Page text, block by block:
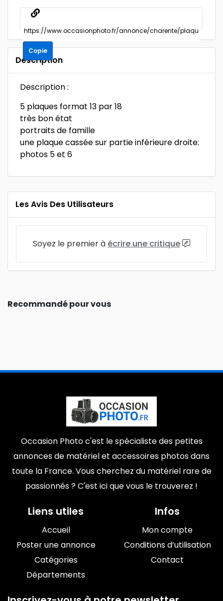
Copie
Description
Description :
5 plaques format 13 par 18
très bon état
portraits de famille
une plaque cassée sur partie inférieure droite:
photos 5 et 6
Les Avis Des Utilisateurs
Soyez le premier à écrire une critique
Recommandé pour vous
Occasion Photo c'est le spécialiste des petites
annonces de matériel et accessoires photos dans
toute la France. Vous cherchez du matériel rare de
passionnés ? C'est ici que vous le trouverez !
Liens utiles
Accueil
Poster une annonce
Catégories
Départements
Infos
Mon compte
Conditions d’utilisation
Contact